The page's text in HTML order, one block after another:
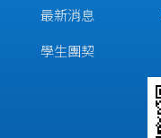
最新消息
學生團契